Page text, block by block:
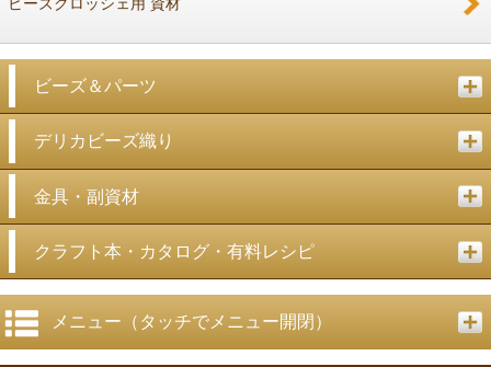
ビーズクロッシェ用 資材
ビーズ＆パーツ
デリカビーズ織り
金具・副資材
クラフト本・カタログ・有料レシピ
メニュー（タッチでメニュー開閉）